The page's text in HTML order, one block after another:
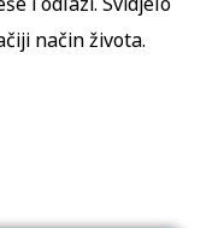
način života.